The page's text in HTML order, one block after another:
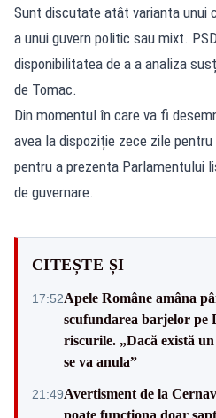
Sunt discutate atât varianta unui
a unui guvern politic sau mixt.
disponibilitatea de a a analiza
de Tomac.
Din momentul în care va fi
avea la dispoziție zece zile
pentru a prezenta Parlamentului
de guvernare.
CITEȘTE ȘI
17:52Apele Române amâna
scufundarea barjelor pe
riscurile. „Dacă există
se va anula”
21:49Avertisment de la
poate funcționa doar